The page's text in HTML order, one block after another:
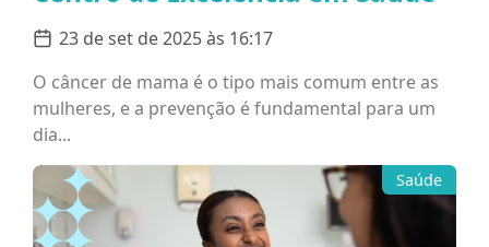
23 de set de 2025 às 16:17
O câncer de mama é o tipo mais comum entre as
mulheres, e a prevenção é fundamental para um
dia...
Saúde